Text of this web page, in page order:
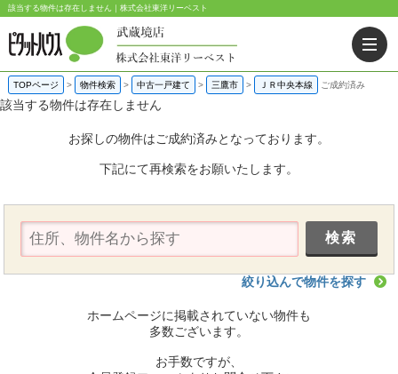
該当する物件は存在しません｜株式会社東洋リーベスト
TOPページ > 物件検索 > 中古一戸建て > 三鷹市 > ＪＲ中央本線 ご成約済み
該当する物件は存在しません
お探しの物件はご成約済みとなっております。
下記にて再検索をお願いたします。
絞り込んで物件を探す
ホームページに掲載されていない物件も
多数ございます。
お手数ですが、